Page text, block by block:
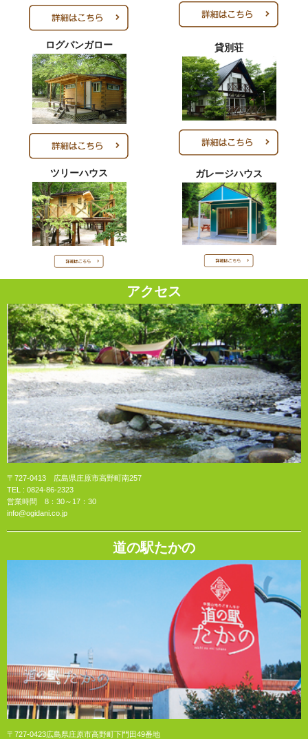
ログバンガロー 貸別荘
ツリーハウス ガレージハウス
アクセス
〒727-0413 広島県庄原市高野町南257
TEL : 0824-86-2323
営業時間 8：30～17：30
info@ogidani.co.jp
道の駅たかの
〒727-0423広島県庄原市高野町下門田49番地